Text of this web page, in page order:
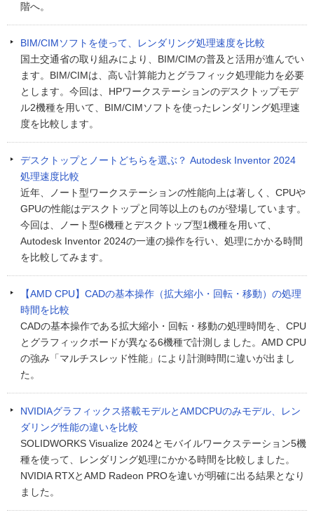
階へ。
BIM/CIMソフトを使って、レンダリング処理速度を比較
国土交通省の取り組みにより、BIM/CIMの普及と活用が進んでい
ます。BIM/CIMは、高い計算能力とグラフィック処理能力を必要
とします。今回は、HPワークステーションのデスクトップモデ
ル2機種を用いて、BIM/CIMソフトを使ったレンダリング処理速
度を比較します。
デスクトップとノートどちらを選ぶ？ Autodesk Inventor 2024
処理速度比較
近年、ノート型ワークステーションの性能向上は著しく、CPUや
GPUの性能はデスクトップと同等以上のものが登場しています。
今回は、ノート型6機種とデスクトップ型1機種を用いて、
Autodesk Inventor 2024の一連の操作を行い、処理にかかる時間
を比較してみます。
【AMD CPU】CADの基本操作（拡大縮小・回転・移動）の処理
時間を比較
CADの基本操作である拡大縮小・回転・移動の処理時間を、CPU
とグラフィックボードが異なる6機種で計測しました。AMD CPU
の強み「マルチスレッド性能」により計測時間に違いが出まし
た。
NVIDIAグラフィックス搭載モデルとAMDCPUのみモデル、レン
ダリング性能の違いを比較
SOLIDWORKS Visualize 2024とモバイルワークステーション5機
種を使って、レンダリング処理にかかる時間を比較しました。
NVIDIA RTXとAMD Radeon PROを違いが明確に出る結果となり
ました。